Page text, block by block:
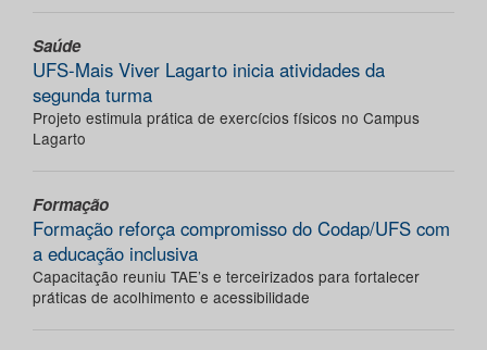
Saúde
UFS-Mais Viver Lagarto inicia atividades da
segunda turma
Projeto estimula prática de exercícios físicos no Campus
Lagarto
Formação
Formação reforça compromisso do Codap/UFS com
a educação inclusiva
Capacitação reuniu TAE’s e terceirizados para fortalecer
práticas de acolhimento e acessibilidade